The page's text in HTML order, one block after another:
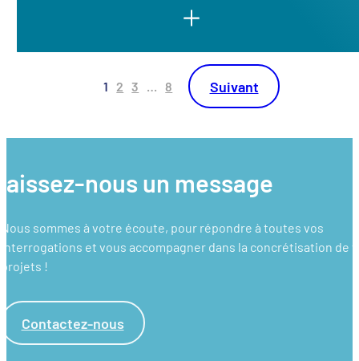
Aller à la page
1
Aller à la page
2
Aller à la page
3 …
Aller à la page
8
Aller à la page
Suivant
laissez-nous un message
Nous sommes à votre écoute, pour répondre à toutes vos
interrogations et vous accompagner dans la concrétisation de
projets !
Contactez-nous